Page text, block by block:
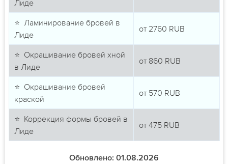
Лиде
⭐ Ламинирование бровей в
Лиде
от 2760 RUB
⭐ Окрашивание бровей хной
в Лиде
от 860 RUB
⭐ Окрашивание бровей
краской
от 570 RUB
⭐ Коррекция формы бровей в
Лиде
от 475 RUB
Обновлено: 01.08.2026